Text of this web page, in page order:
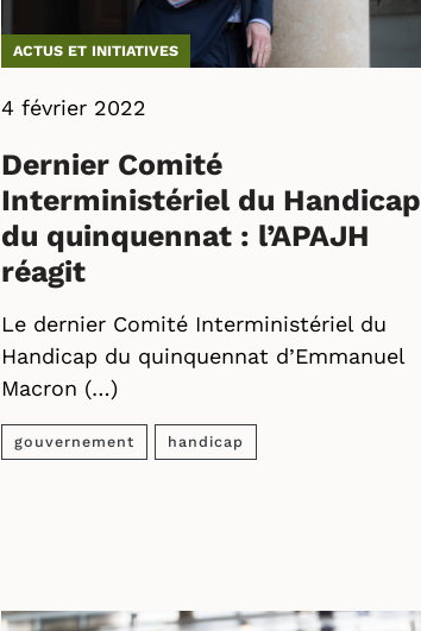
ACTUS ET INITIATIVES
4 février 2022
Dernier Comité
Interministériel du Handicap
du quinquennat : l’APAJH
réagit
Le dernier Comité Interministériel du
Handicap du quinquennat d’Emmanuel
Macron (…)
gouvernement handicap